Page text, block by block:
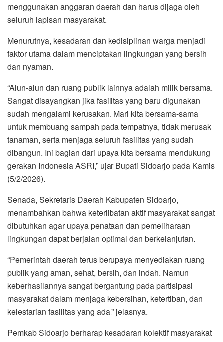
menggunakan anggaran daerah dan harus dijaga oleh
seluruh lapisan masyarakat.
Menurutnya, kesadaran dan kedisiplinan warga menjadi
faktor utama dalam menciptakan lingkungan yang bersih
dan nyaman.
“Alun-alun dan ruang publik lainnya adalah milik bersama.
Sangat disayangkan jika fasilitas yang baru digunakan
sudah mengalami kerusakan. Mari kita bersama-sama
untuk membuang sampah pada tempatnya, tidak merusak
tanaman, serta menjaga seluruh fasilitas yang sudah
dibangun. Ini bagian dari upaya kita bersama mendukung
gerakan Indonesia ASRI,” ujar Bupati Sidoarjo pada Kamis
(5/2/2026).
Senada, Sekretaris Daerah Kabupaten Sidoarjo,
menambahkan bahwa keterlibatan aktif masyarakat sangat
dibutuhkan agar upaya penataan dan pemeliharaan
lingkungan dapat berjalan optimal dan berkelanjutan.
“Pemerintah daerah terus berupaya menyediakan ruang
publik yang aman, sehat, bersih, dan indah. Namun
keberhasilannya sangat bergantung pada partisipasi
masyarakat dalam menjaga kebersihan, ketertiban, dan
kelestarian fasilitas yang ada,” jelasnya.
Pemkab Sidoarjo berharap kesadaran kolektif masyarakat